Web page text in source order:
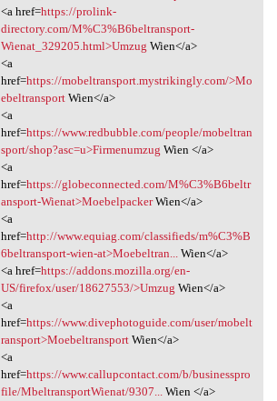
<a href=https://prolink-
directory.com/M%C3%B6beltransport-
Wienat_329205.html>Umzug Wien</a>
<a
href=https://mobeltransport.mystrikingly.com/>Mo
ebeltransportWien</a>
<a
href=https://www.redbubble.com/people/mobeltran
sport/shop?asc=u>Firmenumzug Wien </a>
<a
href=https://globeconnected.com/M%C3%B6beltr
ansport-Wienat>MoebelpackerWien</a>
<a
href=http://www.equiag.com/classifieds/m%C3%B
6beltransport-wien-at>Moebeltran...Wien</a>
<a href=https://addons.mozilla.org/en-
US/firefox/user/18627553/>Umzug Wien</a>
<a
href=https://www.divephotoguide.com/user/mobelt
ransport>MoebeltransportWien</a>
<a
href=https://www.callupcontact.com/b/businesspro
file/MbeltransportWienat/9307...Wien </a>